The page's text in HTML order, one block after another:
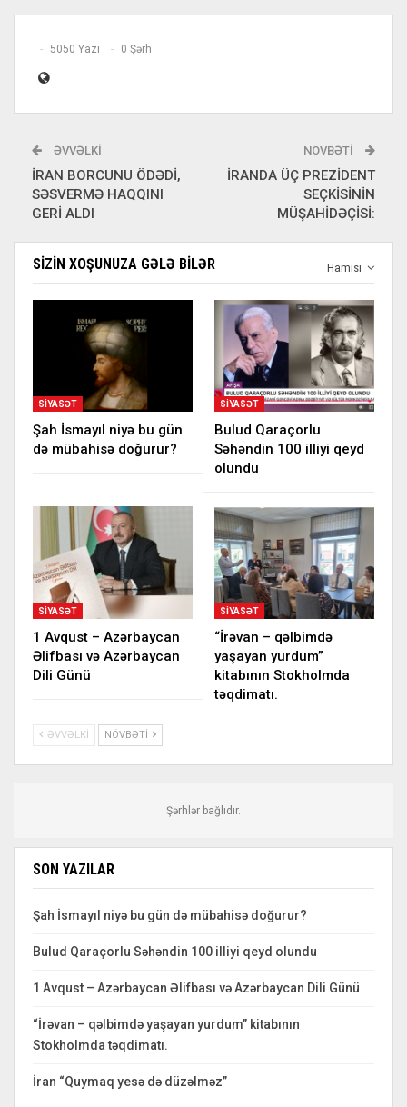
5050 Yazı 0 Şərh
ƏVVƏLKI
İRAN BORCUNU ÖDƏDİ,
SƏSVERMƏ HAQQINI
GERİ ALDI
NÖVBƏTI
İRANDA ÜÇ PREZİDENT
SEÇKİSİNİN
MÜŞAHİDƏÇİSİ:
Hamısı
SIZIN XOŞUNUZA GƏLƏ BILƏR
SIYASƏT
Şah İsmayıl niyə bu gün
də mübahisə doğurur?
SIYASƏT
Bulud Qaraçorlu
Səhəndin 100 illiyi qeyd
olundu
SIYASƏT
1 Avqust – Azərbaycan
Əlifbası və Azərbaycan
Dili Günü
SIYASƏT
“İrəvan – qəlbimdə
yaşayan yurdum”
kitabının Stokholmda
təqdimatı.
ƏVVƏLKI NÖVBƏTI
Şərhlər bağlıdır.
SON YAZILAR
Şah İsmayıl niyə bu gün də mübahisə doğurur?
Bulud Qaraçorlu Səhəndin 100 illiyi qeyd olundu
1 Avqust – Azərbaycan Əlifbası və Azərbaycan Dili Günü
“İrəvan – qəlbimdə yaşayan yurdum” kitabının
Stokholmda təqdimatı.
İran “Quymaq yesə də düzəlməz”